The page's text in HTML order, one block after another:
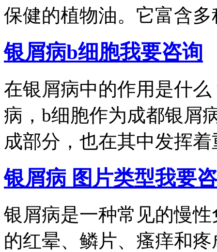
保健的植物油。它富含多
银屑病b细胞我要咨询
在银屑病中的作用是什
病，b细胞作为成都银屑
成部分，也在其中发挥着
银屑病 图片类型我要
银屑病是一种常见的慢
的红晕、鳞片、瘙痒和